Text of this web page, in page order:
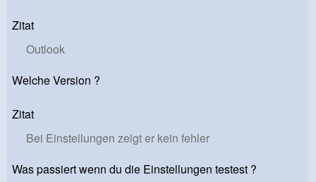
Zitat
Outlook
Welche Version ?
Zitat
Bei Einstellungen zeigt er kein fehler
Was passiert wenn du die Einstellungen testest ?